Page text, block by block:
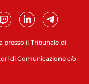
presso il Tribunale di
di Comunicazione c/o